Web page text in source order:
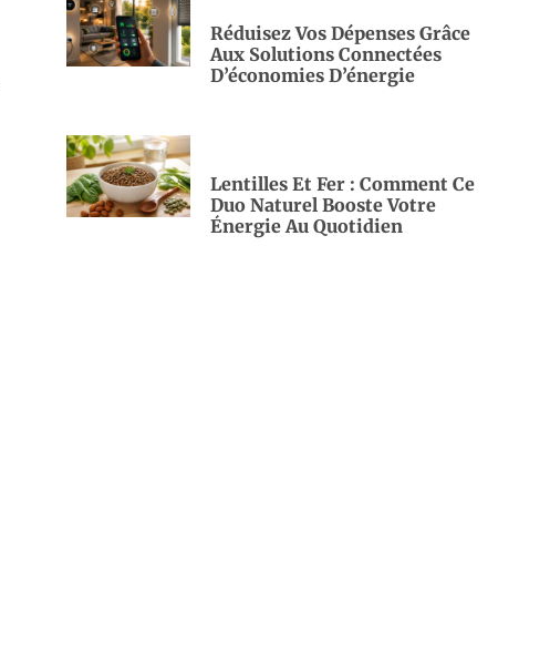
Réduisez Vos Dépenses Grâce
Aux Solutions Connectées
D’économies D’énergie
Lentilles Et Fer : Comment Ce
Duo Naturel Booste Votre
Énergie Au Quotidien